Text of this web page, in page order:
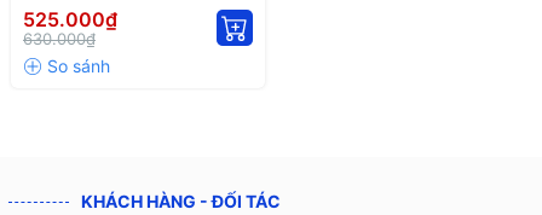
Gray + Black)
525.000₫
630.000₫
KHÁCH HÀNG - ĐỐI TÁC